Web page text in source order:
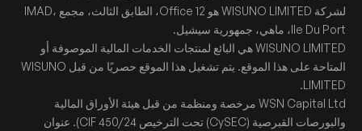
لشركة WISUNO LIMITED هو Office 12، الطابق الثالث، مجمع IMAD،
Ile Du Port، ماهي، جمهورية سيشيل.
WISUNO LIMITED هي البائع لمنتجات الخدمات المالية الموصوفة أو
المتاحة على هذا الموقع. يتم تشغيل هذا الموقع حصريًا من قبل WISUNO
LIMITED.
WSN Capital Ltd مرخصة ومنظمة من قبل هيئة الأوراق المالية
والبورصات القبرصية (CySEC) تحت الترخيص CIF 450/24). عنوان